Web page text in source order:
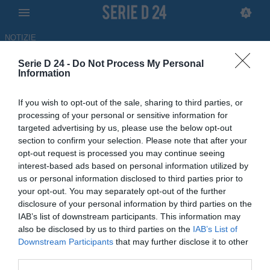
Serie D 24 - Do Not Process My Personal
Information
If you wish to opt-out of the sale, sharing to third parties, or
processing of your personal or sensitive information for
targeted advertising by us, please use the below opt-out
section to confirm your selection. Please note that after your
opt-out request is processed you may continue seeing
interest-based ads based on personal information utilized by
us or personal information disclosed to third parties prior to
your opt-out. You may separately opt-out of the further
disclosure of your personal information by third parties on the
IAB’s list of downstream participants. This information may
also be disclosed by us to third parties on the IAB’s List of
Downstream Participants that may further disclose it to other
NOTIZIE
Foggia, idea Emilio Longo per
la panchina rossonera
29.05.2026 16:15 di Antonino Iorfida
Foggia, si riparte: idea Emilio Longo per la panchina rossonera,
l'ex Picerno è un profilo molto importante per la Serie C